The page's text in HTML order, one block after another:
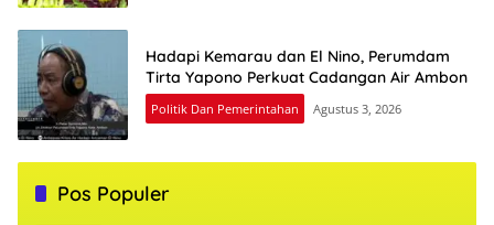
Hadapi Kemarau dan El Nino, Perumdam
Tirta Yapono Perkuat Cadangan Air Ambon
Politik Dan Pemerintahan Agustus 3, 2026
Pos Populer